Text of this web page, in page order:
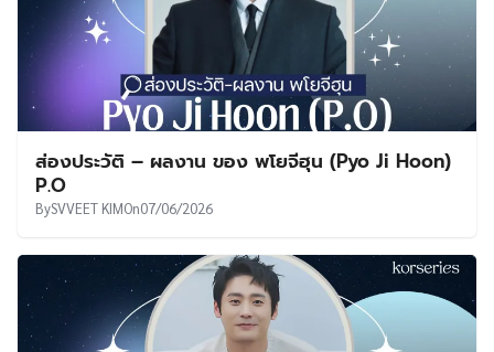
ส่องประวัติ – ผลงาน ของ พโยจีฮุน (Pyo Ji Hoon)
P.O
BySVVEET KIMOn07/06/2026